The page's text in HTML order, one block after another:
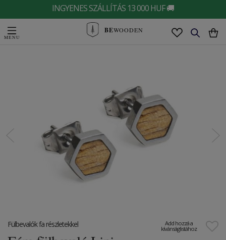
INGYENES SZÁLLÍTÁS 13 000 HUF 🚚
BEWOODEN
Add hozzá a
kívánságlistához
Fülbevalók fa részletekkel